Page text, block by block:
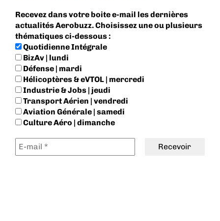
Recevez dans votre boite e-mail les dernières
actualités Aerobuzz. Choisissez une ou plusieurs
thématiques ci-dessous :
Quotidienne Intégrale
BizAv | lundi
Défense | mardi
Hélicoptères & eVTOL | mercredi
Industrie & Jobs | jeudi
Transport Aérien | vendredi
Aviation Générale | samedi
Culture Aéro | dimanche